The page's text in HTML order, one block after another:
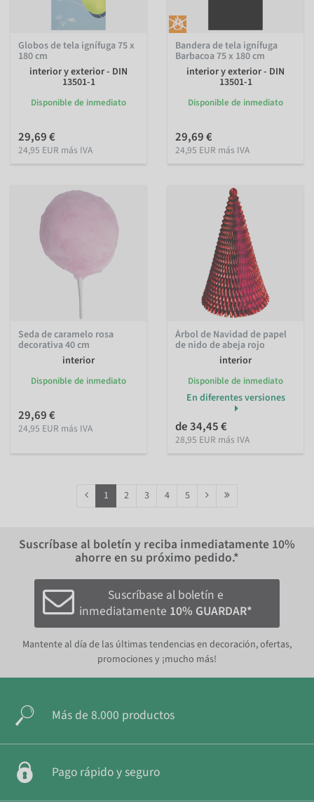
Globos de tela ignífuga 75 x
180 cm
interior y exterior - DIN
13501-1
Disponible de inmediato
29,69 €
24,95 EUR más IVA
Bandera de tela ignífuga
Barbacoa 75 x 180 cm
interior y exterior - DIN
13501-1
Disponible de inmediato
29,69 €
24,95 EUR más IVA
Seda de caramelo rosa
decorativa 40 cm
interior
Disponible de inmediato
29,69 €
24,95 EUR más IVA
Árbol de Navidad de papel
de nido de abeja rojo
interior
Disponible de inmediato
En diferentes versiones
de 34,45 €
28,95 EUR más IVA
1 2 3 4 5
Suscríbase al boletín y reciba inmediatamente 10%
ahorre en su próximo pedido.*
Suscríbase al boletín e
inmediatamente 10% GUARDAR*
Mantente al día de las últimas tendencias en decoración, ofertas,
promociones y ¡mucho más!
Más de 8.000 productos
Pago rápido y seguro